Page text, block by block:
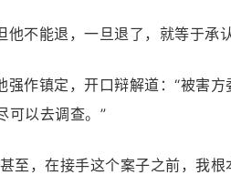
他不能退，一旦退了，就等于承
强作镇定，开口辩解道：“被害
可以去调查。”
至，在接手这个案子之前，我